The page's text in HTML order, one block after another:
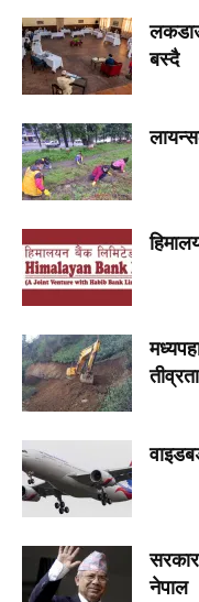
बस्दै
तीव्रता
नेपाल